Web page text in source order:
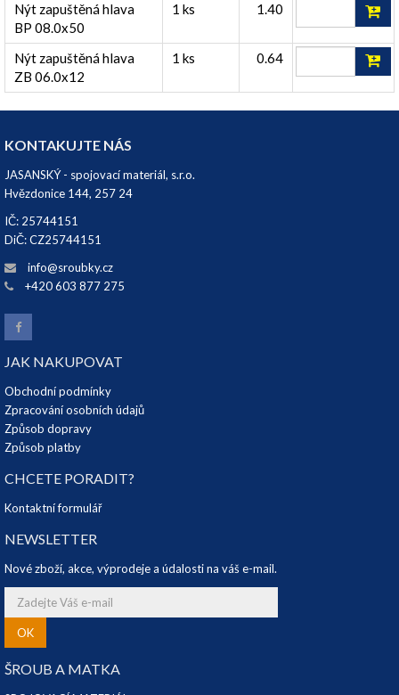
Nýt zapuštěná hlava
BP 08.0x50
1 ks 1.40
Nýt zapuštěná hlava
ZB 06.0x12
1 ks 0.64
KONTAKUJTE NÁS
JASANSKÝ - spojovací materiál, s.r.o.
Hvězdonice 144, 257 24
IČ: 25744151
DiČ: CZ25744151
info@sroubky.cz
+420 603 877 275
JAK NAKUPOVAT
Obchodní podmínky
Zpracování osobních údajů
Způsob dopravy
Způsob platby
CHCETE PORADIT?
Kontaktní formulář
NEWSLETTER
Nové zboží, akce, výprodeje a údalosti na váš e-mail.
OK
ŠROUB A MATKA